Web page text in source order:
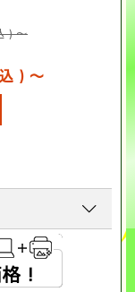
）～
）～